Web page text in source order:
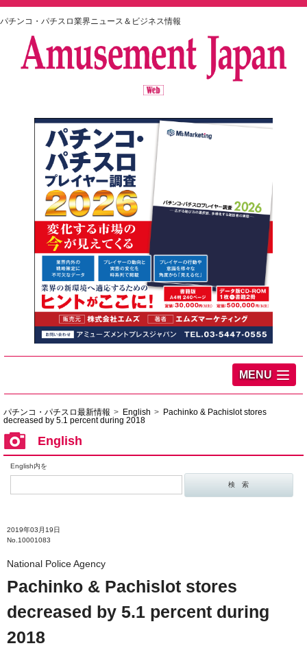
パチンコ・パチスロ業界ニュース＆ビジネス情報
MENU
パチンコ・パチスロ最新情報 English
Pachinko & Pachislot stores
decreased by 5.1 percent during 2018
English
English内を
2019年03月19日
No.10001083
National Police Agency
Pachinko & Pachislot stores
decreased by 5.1 percent during
2018